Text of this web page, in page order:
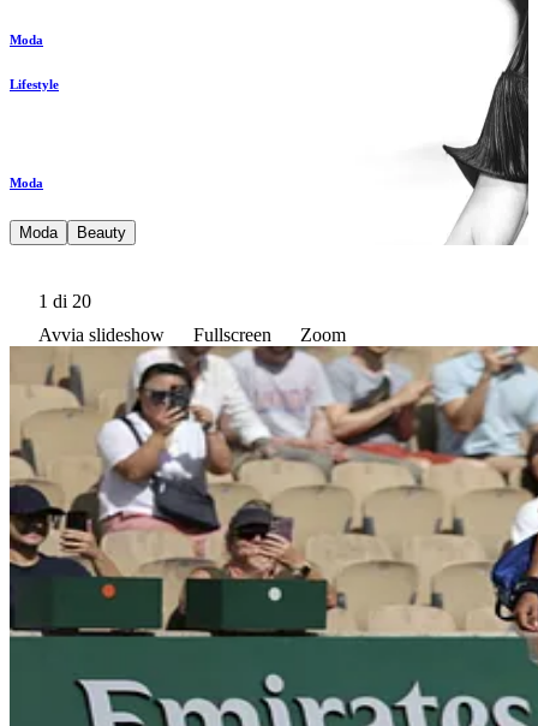
Moda
Lifestyle
Moda
Moda Beauty
1 di 20
Avvia slideshow
Fullscreen Zoom